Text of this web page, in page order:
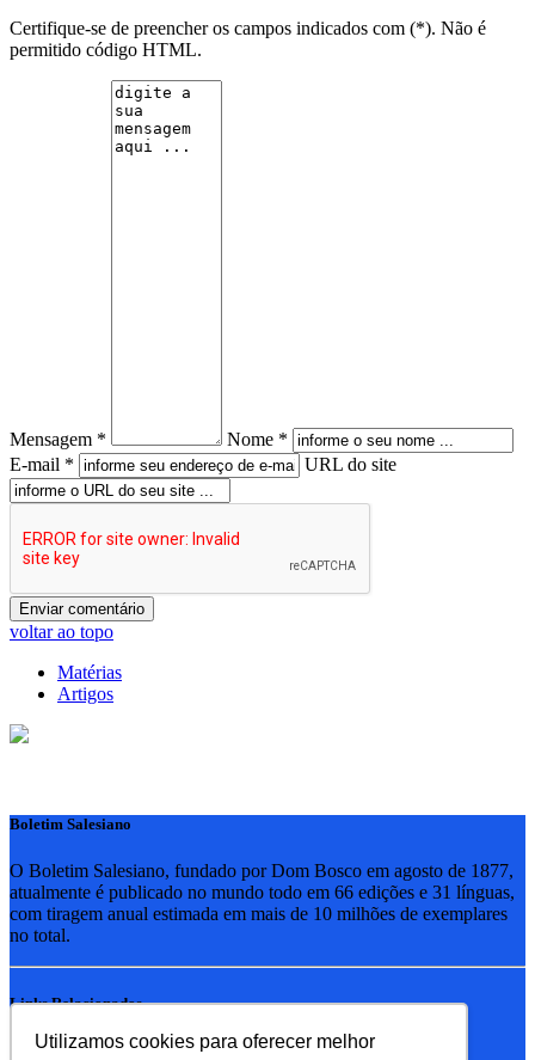
Utilizamos cookies para oferecer melhor
Certifique-se de preencher os campos indicados com (*). Não é
permitido código HTML.
Mensagem *
Nome *
E-mail *
URL do site
voltar ao topo
Matérias
Artigos
Boletim Salesiano
O Boletim Salesiano, fundado por Dom Bosco em agosto de 1877,
atualmente é publicado no mundo todo em 66 edições e 31 línguas,
com tiragem anual estimada em mais de 10 milhões de exemplares
no total.
Links Relacionados
RSB - Rede Salesiana Brasil